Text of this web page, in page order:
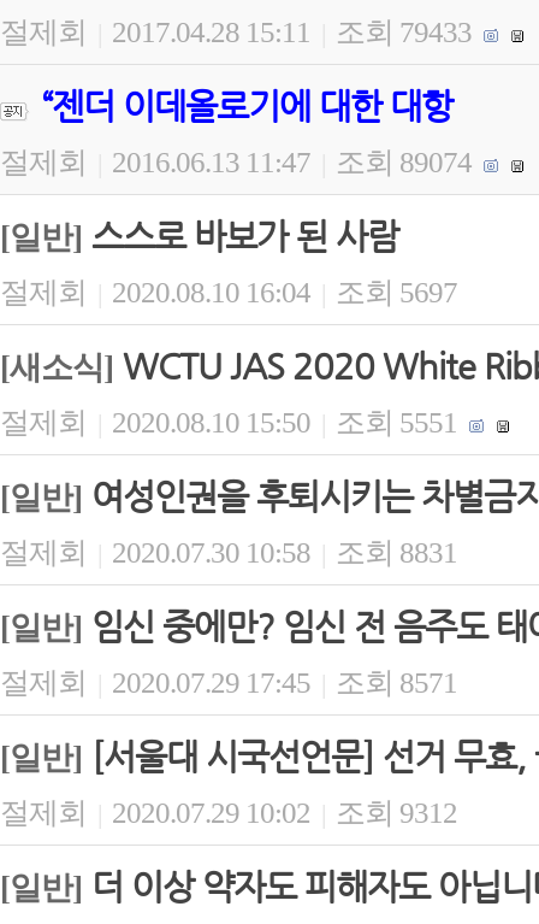
절제회 2017.04.28 15:11 조회 79433
“젠더 이데올로기에 대한 대항
절제회 2016.06.13 11:47 조회 89074
[일반] 스스로 바보가 된 사람
절제회 | 2020.08.10 16:04 | 조회 5697
[새소식] WCTU JAS 2020 White
절제회 | 2020.08.10 15:50 | 조회 5551
[일반] 여성인권을 후퇴시키는 차별금
절제회 | 2020.07.30 10:58 | 조회 8831
[일반] 임신 중에만? 임신 전 음주도
절제회 | 2020.07.29 17:45 | 조회 8571
[일반] [서울대 시국선언문] 선거 무효,
절제회 | 2020.07.29 10:02 | 조회 9312
[일반] 더 이상 약자도 피해자도 아닙